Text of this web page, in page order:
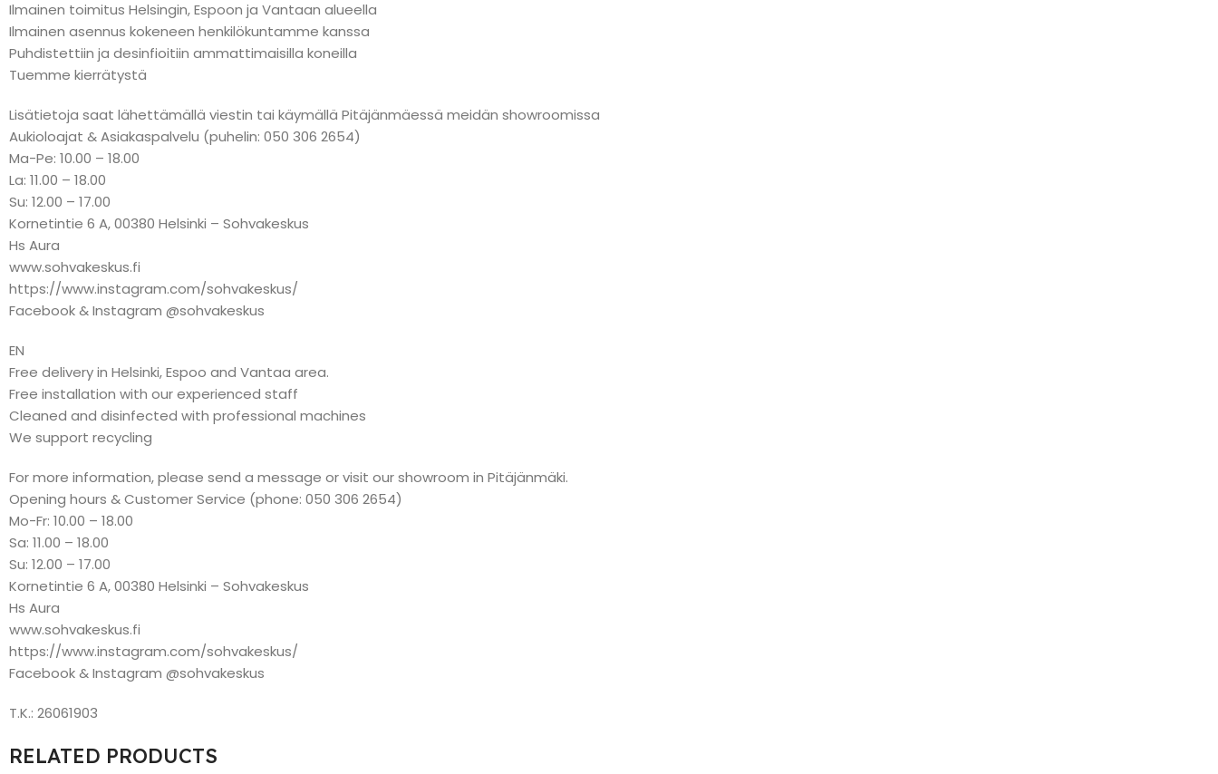
Ilmainen toimitus Helsingin, Espoon ja Vantaan alueella
Ilmainen asennus kokeneen henkilökuntamme kanssa
Puhdistettiin ja desinfioitiin ammattimaisilla koneilla
Tuemme kierrätystä
Lisätietoja saat lähettämällä viestin tai käymällä Pitäjänmäessä meidän showroomissa
Aukioloajat & Asiakaspalvelu (puhelin: 050 306 2654)
Ma-Pe: 10.00 – 18.00
La: 11.00 – 18.00
Su: 12.00 – 17.00
Kornetintie 6 A, 00380 Helsinki – Sohvakeskus
Hs Aura
www.sohvakeskus.fi
https://www.instagram.com/sohvakeskus/
Facebook & Instagram @sohvakeskus
EN
Free delivery in Helsinki, Espoo and Vantaa area.
Free installation with our experienced staff
Cleaned and disinfected with professional machines
We support recycling
For more information, please send a message or visit our showroom in Pitäjänmäki.
Opening hours & Customer Service (phone: 050 306 2654)
Mo-Fr: 10.00 – 18.00
Sa: 11.00 – 18.00
Su: 12.00 – 17.00
Kornetintie 6 A, 00380 Helsinki – Sohvakeskus
Hs Aura
www.sohvakeskus.fi
https://www.instagram.com/sohvakeskus/
Facebook & Instagram @sohvakeskus
T.K.: 26061903
RELATED PRODUCTS